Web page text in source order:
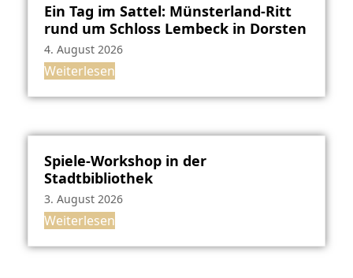
Ein Tag im Sattel: Münsterland-Ritt
rund um Schloss Lembeck in Dorsten
4. August 2026
Weiterlesen
Spiele-Workshop in der
Stadtbibliothek
3. August 2026
Weiterlesen